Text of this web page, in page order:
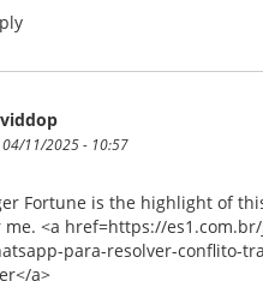
04/11/2025 - 10:57
Fortune is the highlight of
me. <a href=https://
para-resolver-conflito-
a>